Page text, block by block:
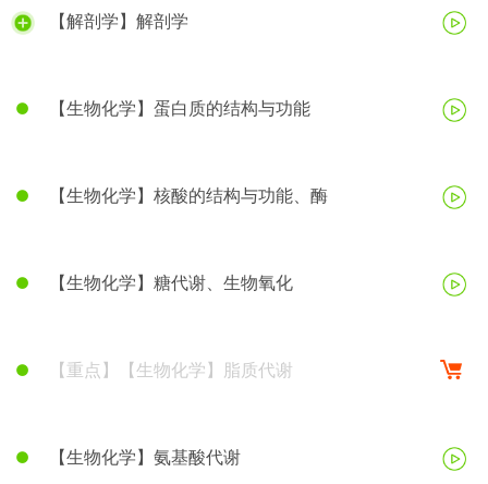
【解剖学】解剖学
【生物化学】蛋白质的结构与功能
【生物化学】核酸的结构与功能、酶
【生物化学】糖代谢、生物氧化
【重点】【生物化学】脂质代谢
【生物化学】氨基酸代谢